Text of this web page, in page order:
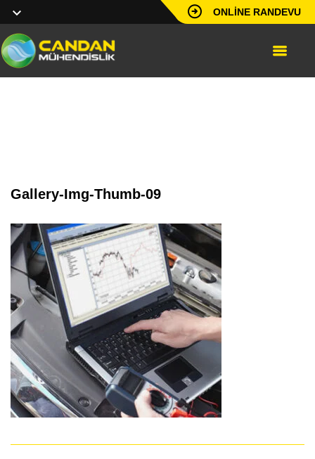
ONLINE RANDEVU
Gallery-Img-Thumb-09